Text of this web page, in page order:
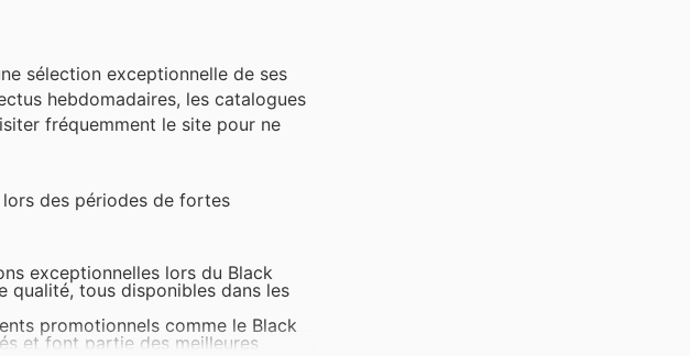
sélection exceptionnelle de ses
hebdomadaires, les catalogues
fréquemment le site pour ne
des périodes de fortes
exceptionnelles lors du Black
qualité, tous disponibles dans les
promotionnels comme le Black
et font partie des meilleures